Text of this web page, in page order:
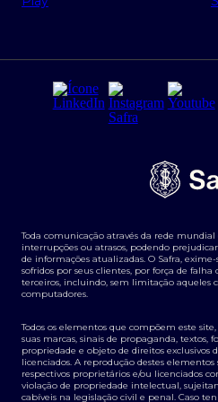
Regras e Parâmetros de
Segurança da Informação
Tarifas e serviços Pessoa Física
Transparência de remuneração
Termos e Condições para
Derivativos
Agronegócios
Toda comunicação através da rede
interrupções ou atrasos, podendo
de informações atualizadas. O Safra,
sofridos por seus clientes, por força de
terceiros, incluindo, sem limitação aqueles
computadores.
Todos os elementos que compõem este
suas marcas, sinais de propaganda, textos,
propriedade e objeto de direitos exclusivos
licenciados. A reprodução destes
respectivos proprietários e/ou licenciados
violação de propriedade intelectual,
cabíveis na legislação civil e penal. Caso